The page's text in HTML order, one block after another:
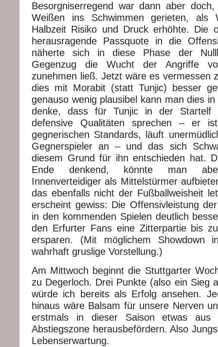
Besorgniserregend war dann aber
Weißen ins Schwimmen gerieten,
Halbzeit Risiko und Druck erhöhte. Die
herausragende Passquote in die
näherte sich in diese Phase der
Gegenzug die Wucht der Angriffe
zunehmen ließ. Jetzt wäre es vermessen
dies mit Morabit (statt Tunjic) besser
genauso wenig plausibel kann man dies
denke, dass für Tunjic in der Startelf
defensive Qualitäten sprechen – er
gegnerischen Standards, läuft
Gegnerspieler an – und das sich
diesem Grund für ihn entschieden hat.
Ende denkend, könnte man
Innenverteidiger als Mittelstürmer
das ebenfalls nicht der Fußballweisheit
erscheint gewiss: Die Offensivleistung
in den kommenden Spielen deutlich
den Erfurter Fans eine Zitterpartie bis
ersparen. (Mit möglichem Showdown
wahrhaft gruslige Vorstellung.)
Am Mittwoch beginnt die Stuttgarter
zu Degerloch. Drei Punkte (also ein Sieg
würde ich bereits als Erfolg ansehen.
hinaus wäre Balsam für unsere Nerven
erstmals in dieser Saison etwas aus
Abstiegszone herausbefördern. Also
Lebenserwartung.